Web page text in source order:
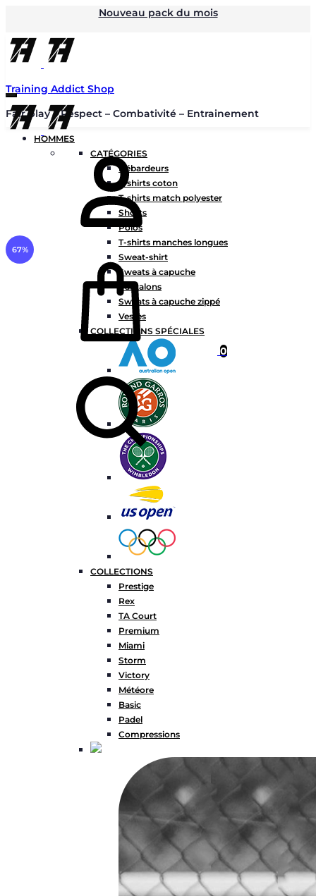
Nouveau pack du mois
Training Addict Shop
Fair play – Respect – Combativité – Entrainement
HOMMES
CATÉGORIES
Débardeurs
T-shirts coton
T-shirts match polyester
Shorts
Polos
T-shirts manches longues
Sweat-shirt
Sweats à capuche
Pantalons
Sweats à capuche zippé
Vestes
COLLECTIONS SPÉCIALES
COLLECTIONS
Prestige
Rex
TA Court
Premium
Miami
Storm
Victory
Météore
Basic
Padel
Compressions
0
67%